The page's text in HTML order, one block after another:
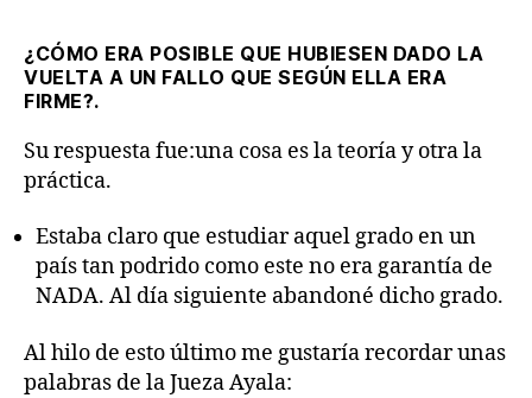
¿CÓMO ERA POSIBLE QUE HUBIESEN DADO LA
VUELTA A UN FALLO QUE SEGÚN ELLA ERA
FIRME?.
Su respuesta fue:una cosa es la teoría y otra la
práctica.
Estaba claro que estudiar aquel grado en un
país tan podrido como este no era garantía de
NADA. Al día siguiente abandoné dicho grado.
Al hilo de esto último me gustaría recordar unas
palabras de la Jueza Ayala: